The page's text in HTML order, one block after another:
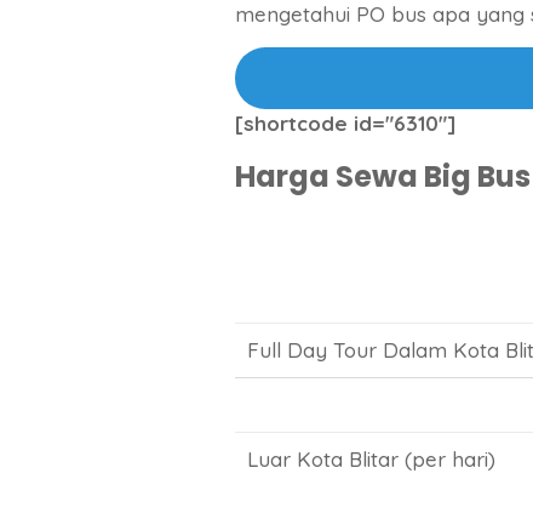
mengetahui PO bus apa yang
[shortcode id="6310"]
Harga Sewa Big
Full Day Tour Dalam Kota
Luar Kota Blitar (per hari)